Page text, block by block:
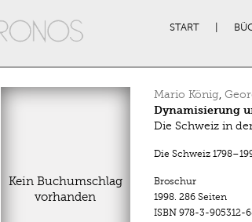
START
Kein Buchumschlag
vorhanden
Mario König,
Dynamisierung
Die Schweiz in
Die Schweiz
Broschur
1998. 286 Seiten
ISBN 978-3-905312-